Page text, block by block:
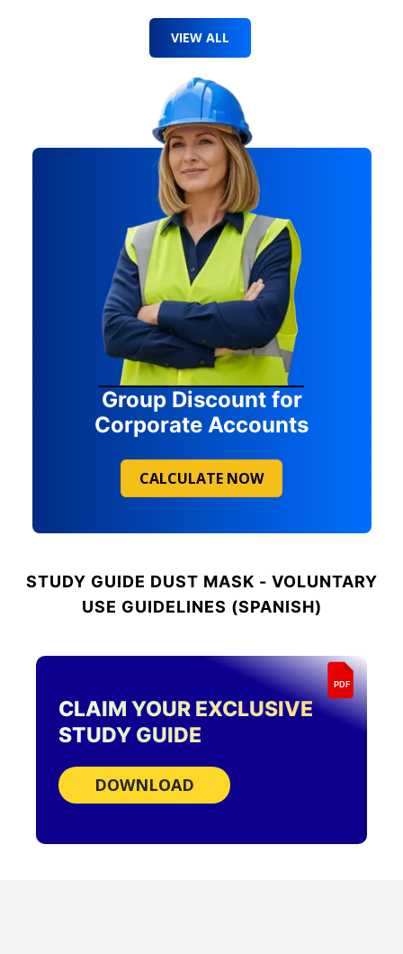
VIEW ALL
Group Discount for
Corporate Accounts
CALCULATE NOW
STUDY GUIDE DUST MASK - VOLUNTARY
USE GUIDELINES (SPANISH)
PDF
CLAIM YOUR EXCLUSIVE
STUDY GUIDE
DOWNLOAD